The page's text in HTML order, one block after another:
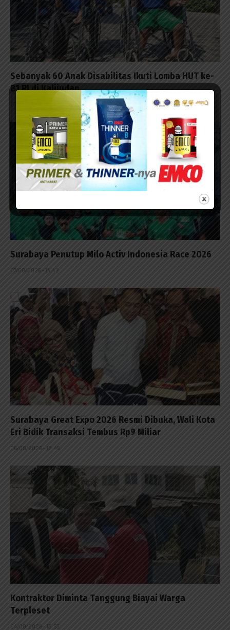
Sebanyak 60 Anak Disabilitas Ikuti Lomba HUT ke-
81 RI di Kalijudan
Surabaya Penutup Milo Activ Indonesia Race 2026
07/08/2026 - 14:42
Surabaya Great Expo 2026 Resmi Dibuka, Wali Kota
Eri Bidik Transaksi Tembus Rp9 Miliar
06/08/2026 - 18:45
Kontraktor Diminta Tanggung Biayai Warga
Terpleset
04/08/2026 - 13:53